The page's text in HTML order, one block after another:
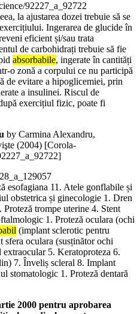
92227_a_92722
la ajustarea dozei trebuie să se
Ingerarea de glucide în
eficient și/sau trata
de carbohidrați trebuie să fie
absorbabile, ingerate în cantități
o zonă a corpului ce nu participă
de evitare a hipoglicemiei, prin
a insulinei. Riscul de
exercițiul fizic, poate fi
by Carmina Alexandru,
(2004) [Corola-
esofagiana 11. Atele gonflabile și
obstetrica și ginecologie 1. Dren
trompe uterine 4. Stent
1. Proteză oculara (ochi
(implant sclerotic pentru
sfera oculara (susținător ochi
5. Keratoproteza 6.
7. Înveliș scleral 8. Implant
stomatologic 1. Proteză dentară
2000 pentru aprobarea